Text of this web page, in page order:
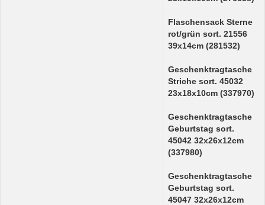
Flaschensack Sterne
rot/grün sort. 21556
39x14cm (281532)
Geschenktragtasche
Striche sort. 45032
23x18x10cm (337970)
Geschenktragtasche
Geburtstag sort.
45042 32x26x12cm
(337980)
Geschenktragtasche
Geburtstag sort.
45047 32x26x12cm